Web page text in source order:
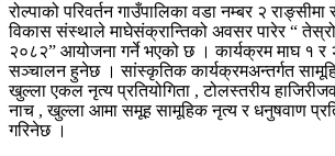
रोल्पाको परिवर्तन गाउँपालिका वडा नम्बर २
विकास संस्थाले माघेसंक्रान्तिको अवसर पारेर “
२०८२” आयोजना गर्ने भएको छ । कार्यक्रम माघ १ र
सञ्चालन हुनेछ । सांस्कृतिक कार्यक्रमअन्तर्गत
खुल्ला एकल नृत्य प्रतियोगिता , टोलस्तरीय
नाच , खुल्ला आमा समूह सामूहिक नृत्य र धनुषवाण
गरिनेछ ।